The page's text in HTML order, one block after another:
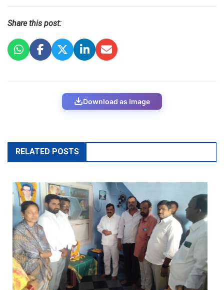
Share this post:
Download as Image
RELATED POSTS